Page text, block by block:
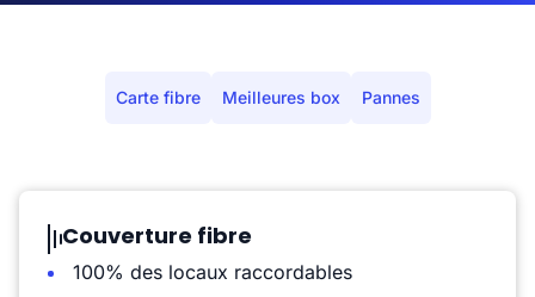
Carte fibre Meilleures box Pannes
Couverture fibre
100% des locaux raccordables